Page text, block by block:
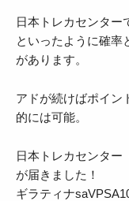
日本トレカセンター
といったように確率
があります。
アドが続けばポイン
的には可能。
日本トレカセンター
が届きました！
ギラティナ